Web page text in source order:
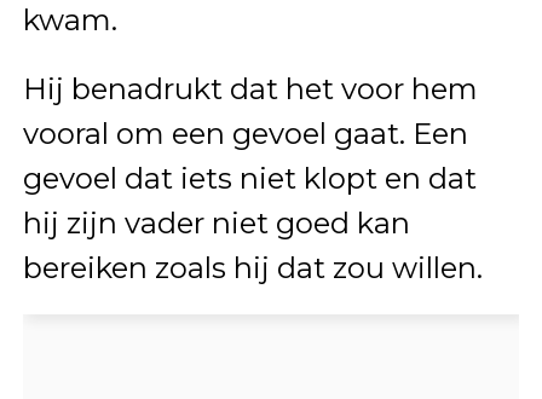
kwam.
Hij benadrukt dat het voor hem
vooral om een gevoel gaat. Een
gevoel dat iets niet klopt en dat
hij zijn vader niet goed kan
bereiken zoals hij dat zou willen.